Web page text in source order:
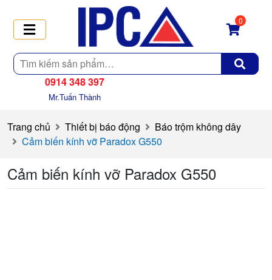
Tìm
kiếm
0
0914 348 397
Mr.Tuấn Thành
Trang chủ Thiết bị báo động
Báo trộm không dây
Cảm biến kính vỡ Paradox G550
Cảm biến kính vỡ Paradox G550